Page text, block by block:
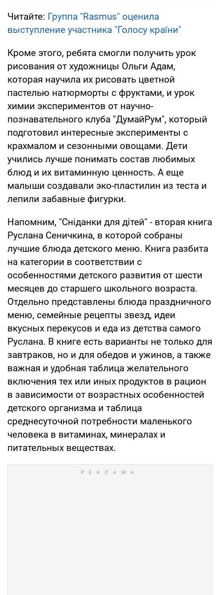
Читайте: Группа "Rasmus" оценила
выступление участника "Голосу країни"
Кроме этого, ребята смогли получить урок
рисования от художницы Ольги Адам,
которая научила их рисовать цветной
пастелью натюрморты с фруктами, и урок
химии экспериментов от научно-
познавательного клуба "ДумайРум", который
подготовил интересные эксперименты с
крахмалом и сезонными овощами. Дети
учились лучше понимать состав любимых
блюд и их витаминную ценность. А еще
малыши создавали эко-пластилин из теста и
лепили забавные фигурки.
Напомним, "Сніданки для дітей" - вторая книга
Руслана Сеничкина, в которой собраны
лучшие блюда детского меню. Книга разбита
на категории в соответствии с
особенностями детского развития от шести
месяцев до старшего школьного возраста.
Отдельно представлены блюда праздничного
меню, семейные рецепты звезд, идеи
вкусных перекусов и еда из детства самого
Руслана. В книге есть варианты не только для
завтраков, но и для обедов и ужинов, а также
важная и удобная таблица желательного
включения тех или иных продуктов в рацион
в зависимости от возрастных особенностей
детского организма и таблица
среднесуточной потребности маленького
человека в витаминах, минералах и
питательных веществах.